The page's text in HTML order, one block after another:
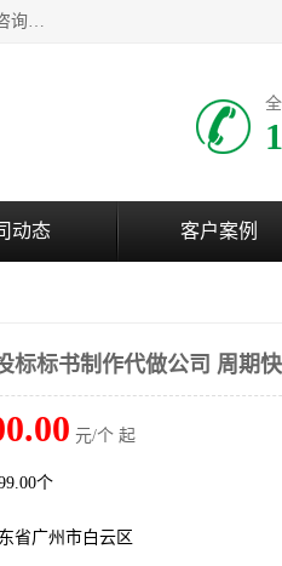
广州中赢信息科技有限公司主营：财务审计报告、投标审计报告、审计报告收费、企业管理咨询、市场营销策划、信息技术咨询服务、广告制作、会议及展览服务、软件开发
动态 客户案例
标标书制作代做公司 周期快
元/个 起
个
省广州市白云区